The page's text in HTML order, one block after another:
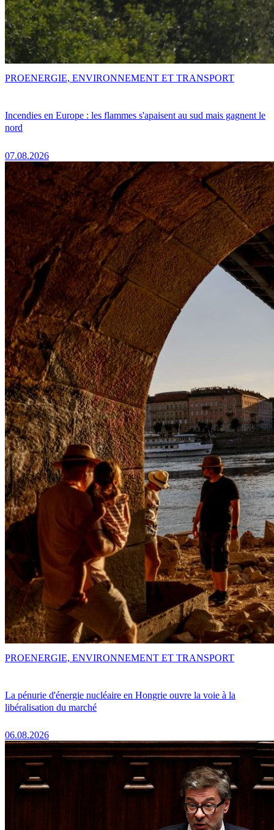
Incendies en Europe : les flammes s'apaisent au sud mais gagnent le
nord
07.08.2026
PROENERGIE, ENVIRONNEMENT ET TRANSPORT
La pénurie d'énergie nucléaire en Hongrie ouvre la voie à la
libéralisation du marché
06.08.2026
PROENERGIE, ENVIRONNEMENT ET TRANSPORT